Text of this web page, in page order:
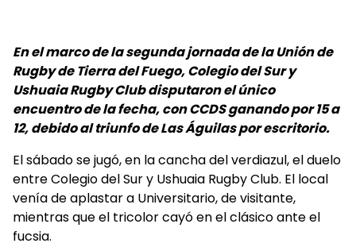
En el marco de la segunda jornada de la Unión de
Rugby de Tierra del Fuego, Colegio del Sur y
Ushuaia Rugby Club disputaron el único
encuentro de la fecha, con CCDS ganando por 15 a
12, debido al triunfo de Las Águilas por escritorio.
El sábado se jugó, en la cancha del verdiazul, el duelo
entre Colegio del Sur y Ushuaia Rugby Club. El local
venía de aplastar a Universitario, de visitante,
mientras que el tricolor cayó en el clásico ante el
fucsia.